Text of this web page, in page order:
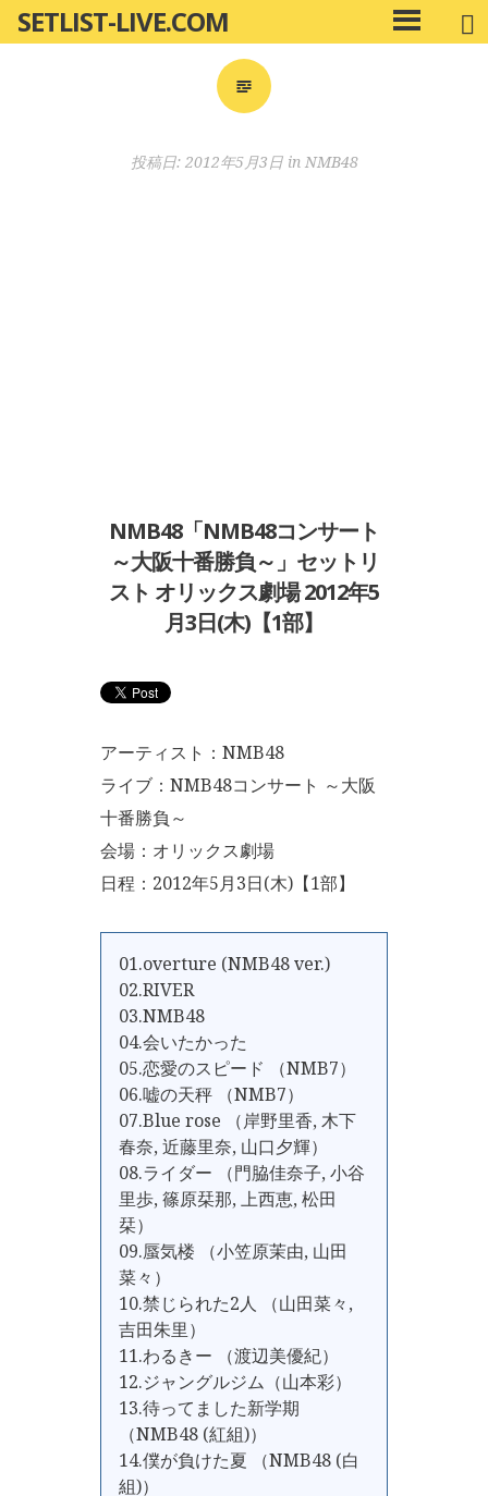
ン
SETLIST-LIVE.COM
メ
イ
投稿日: 2012年5月3日in NMB48
NMB48「NMB48コンサート
～大阪十番勝負～」セットリ
スト オリックス劇場 2012年5
月3日(木)【1部】
アーティスト：NMB48
ライブ：NMB48コンサート ～大阪
十番勝負～
会場：オリックス劇場
日程：2012年5月3日(木)【1部】
01.overture (NMB48 ver.)
02.RIVER
03.NMB48
04.会いたかった
05.恋愛のスピード （NMB7）
06.嘘の天秤 （NMB7）
07.Blue rose （岸野里香, 木下
春奈, 近藤里奈, 山口夕輝）
08.ライダー （門脇佳奈子, 小谷
里歩, 篠原栞那, 上西恵, 松田
栞）
09.蜃気楼 （小笠原茉由, 山田
菜々）
10.禁じられた2人 （山田菜々,
吉田朱里）
11.わるきー （渡辺美優紀）
12.ジャングルジム（山本彩）
13.待ってました新学期
（NMB48 (紅組)）
14.僕が負けた夏 （NMB48 (白
組)）